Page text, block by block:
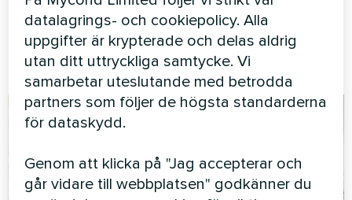
MyCond modulär värmepump
STANDARD MCU säkerställer
effektiv uppvärmning och
kylning
datalagrings- och cookiepolicy. Alla
uppgifter är krypterade och delas aldrig
utan ditt uttryckliga samtycke. Vi
samarbetar uteslutande med betrodda
partners som följer de högsta standarderna
för dataskydd.
Genom att klicka på "Jag accepterar och
går vidare till webbplatsen" godkänner du